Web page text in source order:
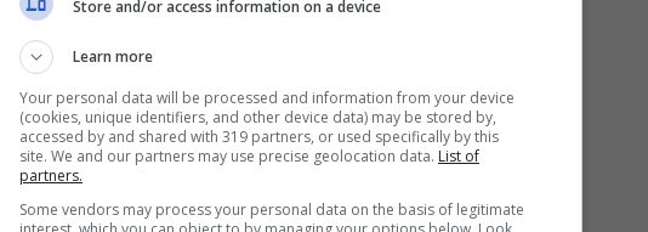
pare infatti chepreparare la valigia
italiani in partenza. Come se non
in modo più insistente sono quelle
compagnie: quanto deve essere
Tanti sono i dubbi che creano disagio e
fermati ai controlli, non è piacevole e
Store and/or access information on a device
Learn more
Your personal data will be processed and information from your device
(cookies, unique identifiers, and other device data) may be stored by,
accessed by and shared with 319 partners, or used specifically by this
site. We and our partners may use precise geolocation data. List of
partners.
Some vendors may process your personal data on the basis of legitimate